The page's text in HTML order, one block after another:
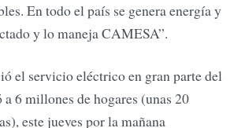
En todo el país se genera energía y
y lo maneja CAMESA”.
el servicio eléctrico en gran parte del
a 6 millones de hogares (unas 20
este jueves por la mañana